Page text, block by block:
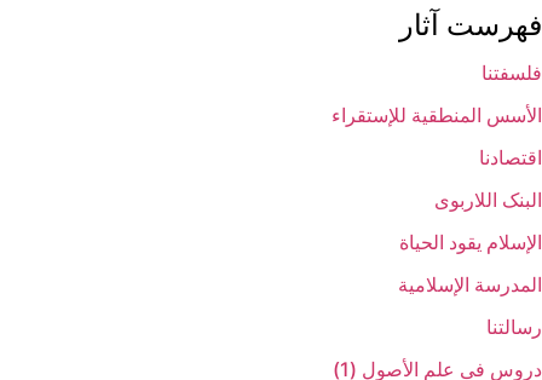
فهرست آثار
فلسفتنا
الأسس المنطقیة للإستقراء
اقتصادنا
البنک اللاربوی
الإسلام یقود الحیاة
المدرسة الإسلامیة
رسالتنا
دروس فی علم الأصول (1)